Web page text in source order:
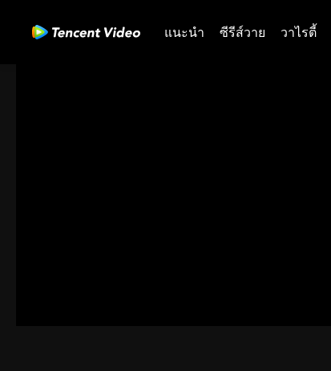
แนะนำ ซีรีส์วาย วาไรตี้